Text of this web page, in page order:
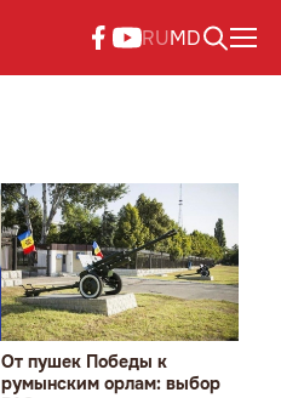
RUMD
От пушек Победы к
румынским орлам: выбор